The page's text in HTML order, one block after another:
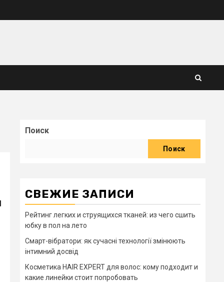
Поиск
Поиск
СВЕЖИЕ ЗАПИСИ
Рейтинг легких и струящихся тканей: из чего сшить
юбку в пол на лето
Смарт-вібратори: як сучасні технології змінюють
інтимний досвід
Косметика HAIR EXPERT для волос: кому подходит и
какие линейки стоит попробовать